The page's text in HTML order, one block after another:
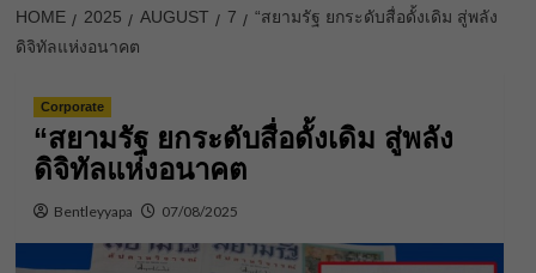
HOME 2025 AUGUST 7
“สยามรัฐ ยกระดับสื่อดั้งเดิม สู่พลัง
ดิจิทัลแห่งอนาคต
Corporate
“สยามรัฐ ยกระดับสื่อดั้งเดิม สู่พลัง
ดิจิทัลแห่งอนาคต
Bentleyyapa 07/08/2025